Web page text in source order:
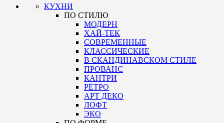
КУХНИ
ПО СТИЛЮ
МОДЕРН
ХАЙ-ТЕК
СОВРЕМЕННЫЕ
КЛАССИЧЕСКИЕ
В СКАНДИНАВСКОМ СТИЛЕ
ПРОВАНС
КАНТРИ
РЕТРО
АРТ ДЕКО
ЛОФТ
ЭКО